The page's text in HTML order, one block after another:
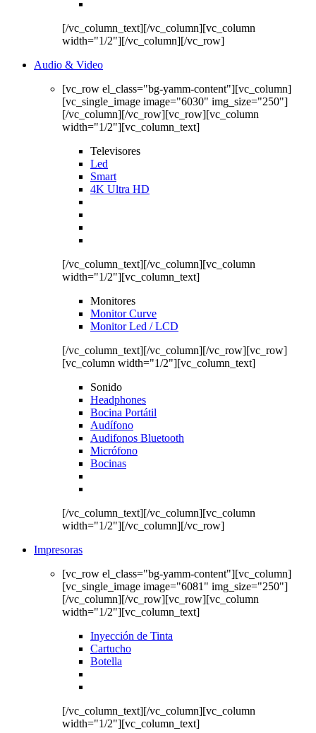
[/vc_column_text][/vc_column][vc_column
width="1/2"][/vc_column][/vc_row]
Audio & Video
[vc_row el_class="bg-yamm-content"][vc_column]
[vc_single_image image="6030" img_size="250"]
[/vc_column][/vc_row][vc_row][vc_column
width="1/2"][vc_column_text]
Televisores
Led
Smart
4K Ultra HD
[/vc_column_text][/vc_column][vc_column
width="1/2"][vc_column_text]
Monitores
Monitor Curve
Monitor Led / LCD
[/vc_column_text][/vc_column][/vc_row][vc_row]
[vc_column width="1/2"][vc_column_text]
Sonido
Headphones
Bocina Portátil
Audífono
Audifonos Bluetooth
Micrófono
Bocinas
[/vc_column_text][/vc_column][vc_column
width="1/2"][/vc_column][/vc_row]
Impresoras
[vc_row el_class="bg-yamm-content"][vc_column]
[vc_single_image image="6081" img_size="250"]
[/vc_column][/vc_row][vc_row][vc_column
width="1/2"][vc_column_text]
Inyección de Tinta
Cartucho
Botella
[/vc_column_text][/vc_column][vc_column
width="1/2"][vc_column_text]